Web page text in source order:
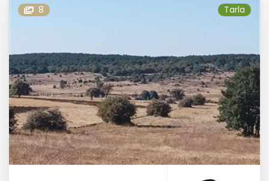
8 Tarla